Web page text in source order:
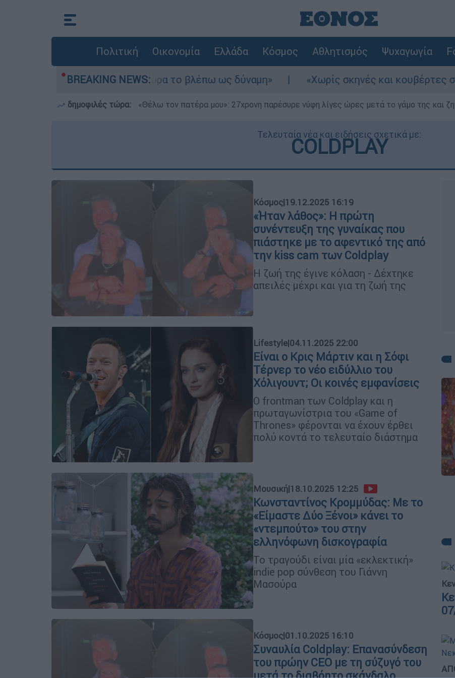
Πολιτική Οικονομία Ελλάδα Κόσμος Αθλητισμός Ψυχαγωγία
BREAKING NEWS:
αδυναμία, τώρα το βλέπω ως δύναμη» «Χωρίς σκηνές και κουβέρτες σε ακραίες
δημοφιλές τώρα: «Θέλω τον πατέρα μου»: 27χρονη παρέσυρε νύφη λίγες ώρες μετά το γάμο της και
Τελευταία νέα και ειδήσεις σχετικά με:
COLDPLAY
Κόσμος|19.12.2025 16:19
«Ήταν λάθος»: Η πρώτη
συνέντευξη της γυναίκας που
πιάστηκε με το αφεντικό της από
την kiss cam των Coldplay
Η ζωή της έγινε κόλαση - Δέχτηκε
απειλές μέχρι και για τη ζωή της
Lifestyle|04.11.2025 22:00
Είναι ο Κρις Μάρτιν και η Σόφι
Τέρνερ το νέο ειδύλλιο του
Χόλιγουντ; Οι κοινές εμφανίσεις
Ο frontman των Coldplay και η
πρωταγωνίστρια του «Game of
Thrones» φέρονται να έχουν έρθει
πολύ κοντά το τελευταίο διάστημα
Μουσική|18.10.2025 12:25
Κωνσταντίνος Κρομμύδας: Με το
«Είμαστε Δύο Ξένοι» κάνει το
«ντεμπούτο» του στην
ελληνόφωνη δισκογραφία
Το τραγούδι είναι μία «εκλεκτική»
indie pop σύνθεση του Γιάννη
Μασούρα
Κόσμος|01.10.2025 16:10
Συναυλία Coldplay: Επανασύνδεση
του πρώην CEO με τη σύζυγό του